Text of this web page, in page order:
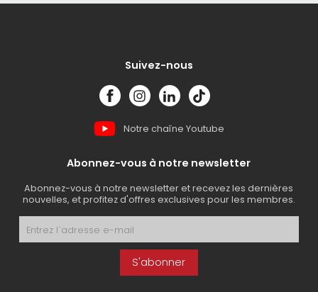
Suivez-nous
Notre chaîne Youtube
Abonnez-vous à notre newsletter
Abonnez-vous à notre newsletter et recevez les dernières
nouvelles, et profitez d'offres exclusives pour les membres.
S'abonner